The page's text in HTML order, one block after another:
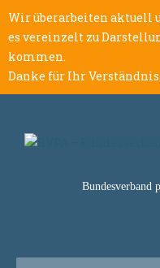
Wir überarbeiten aktuell
es vereinzelt zu
kommen.
Danke für Ihr Verständnis.
Bundesverband